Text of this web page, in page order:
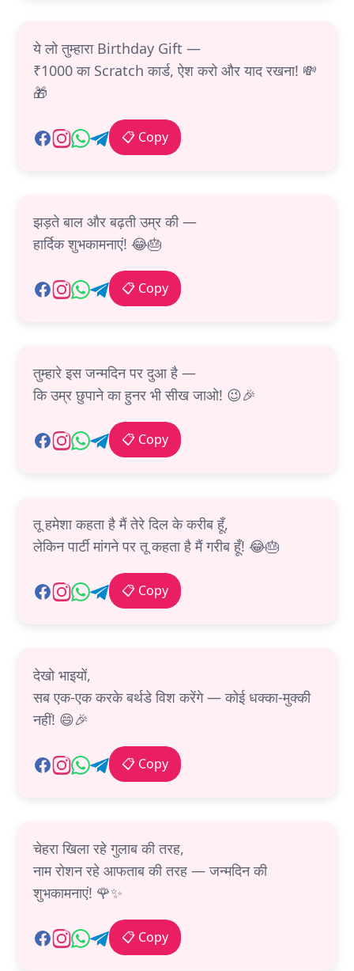
ये लो तुम्हारा Birthday Gift —
₹1000 का Scratch कार्ड, ऐश करो और याद रखना! 💸
🎁
📋 Copy
झड़ते बाल और बढ़ती उम्र की —
हार्दिक शुभकामनाएं! 😂🎂
📋 Copy
तुम्हारे इस जन्मदिन पर दुआ है —
कि उम्र छुपाने का हुनर भी सीख जाओ! 😉🎉
📋 Copy
तू हमेशा कहता है मैं तेरे दिल के करीब हूँ,
लेकिन पार्टी मांगने पर तू कहता है मैं गरीब हूँ! 😂🎂
📋 Copy
देखो भाइयों,
सब एक-एक करके बर्थडे विश करेंगे — कोई धक्का-मुक्की
नहीं! 😄🎉
📋 Copy
चेहरा खिला रहे गुलाब की तरह,
नाम रोशन रहे आफताब की तरह — जन्मदिन की
शुभकामनाएं! 🌹✨
📋 Copy